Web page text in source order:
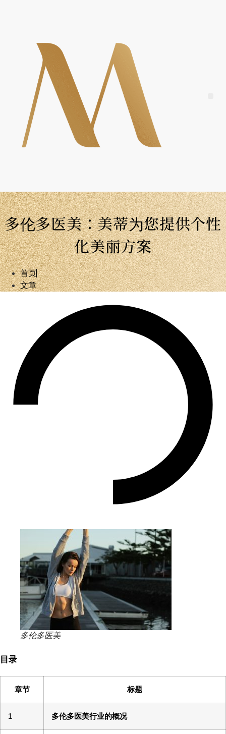
多伦多医美：美蒂为您提供个性
化美丽方案
首页
文章
多伦多医美
目录
章节 标题
1 多伦多医美行业的概况